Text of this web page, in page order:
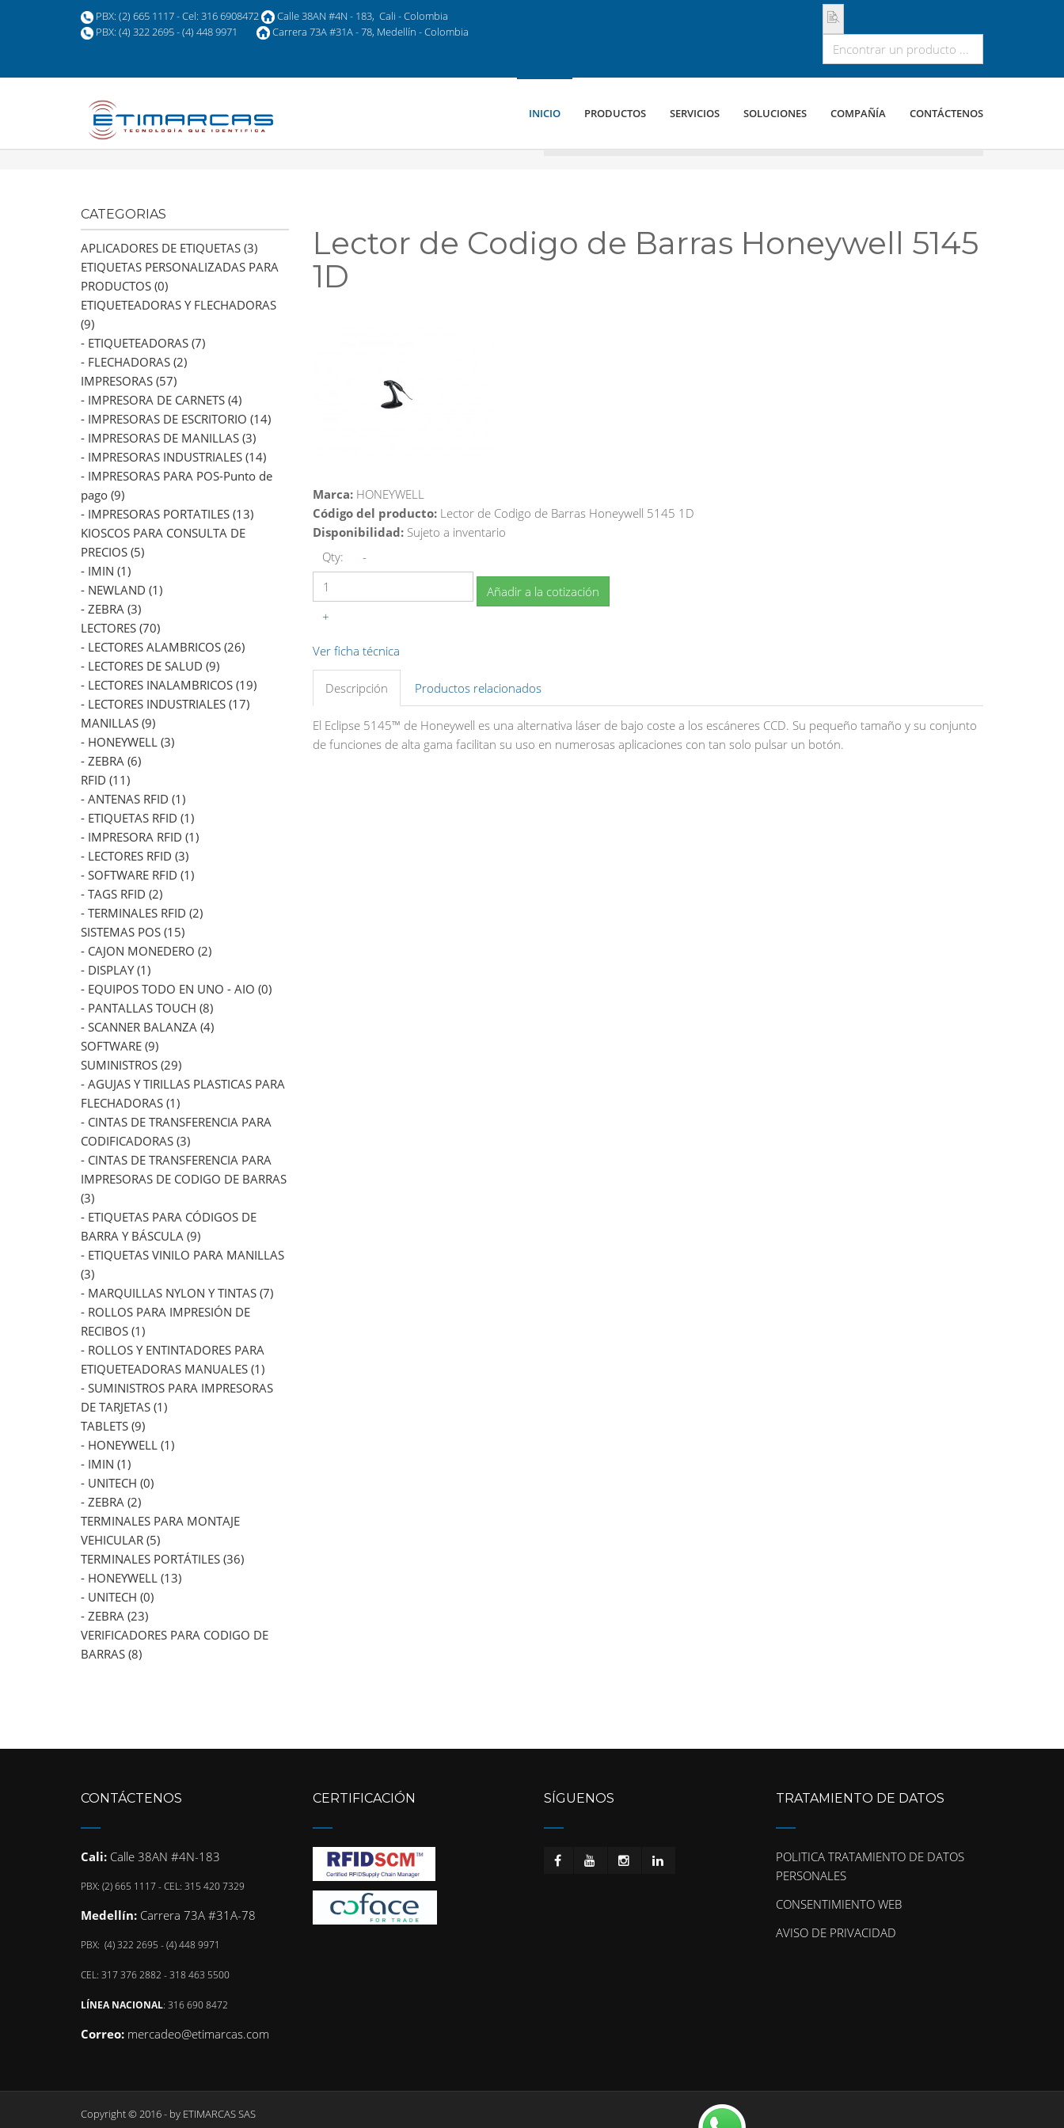
PBX: (2) 665 1117 - Cel: 316 6908472
Calle 38AN #4N - 183, Cali - Colombia
PBX: (4) 322 2695 - (4) 448 9971
Carrera 73A #31A - 78, Medellín - Colombia
INICIO PRODUCTOS SERVICIOS SOLUCIONES COMPAÑÍA CONTÁCTENOS
Lector de Codigo de Barras Honeywell 5145
1D
Marca: HONEYWELL
Código del producto: Lector de Codigo de Barras Honeywell 5145 1D
Disponibilidad: Sujeto a inventario
Qty:
-
+
Añadir a la cotización
Ver ficha técnica
Descripción Productos relacionados
El Eclipse 5145™ de Honeywell es una alternativa láser de bajo coste a los escáneres CCD. Su pequeño tamaño y su conjunto
de funciones de alta gama facilitan su uso en numerosas aplicaciones con tan solo pulsar un botón.
CATEGORIAS
APLICADORES DE ETIQUETAS (3)
ETIQUETAS PERSONALIZADAS PARA
PRODUCTOS (0)
ETIQUETEADORAS Y FLECHADORAS
(9)
- ETIQUETEADORAS (7)
- FLECHADORAS (2)
IMPRESORAS (57)
- IMPRESORA DE CARNETS (4)
- IMPRESORAS DE ESCRITORIO (14)
- IMPRESORAS DE MANILLAS (3)
- IMPRESORAS INDUSTRIALES (14)
- IMPRESORAS PARA POS-Punto de
pago (9)
- IMPRESORAS PORTATILES (13)
KIOSCOS PARA CONSULTA DE
PRECIOS (5)
- IMIN (1)
- NEWLAND (1)
- ZEBRA (3)
LECTORES (70)
- LECTORES ALAMBRICOS (26)
- LECTORES DE SALUD (9)
- LECTORES INALAMBRICOS (19)
- LECTORES INDUSTRIALES (17)
MANILLAS (9)
- HONEYWELL (3)
- ZEBRA (6)
RFID (11)
- ANTENAS RFID (1)
- ETIQUETAS RFID (1)
- IMPRESORA RFID (1)
- LECTORES RFID (3)
- SOFTWARE RFID (1)
- TAGS RFID (2)
- TERMINALES RFID (2)
SISTEMAS POS (15)
- CAJON MONEDERO (2)
- DISPLAY (1)
- EQUIPOS TODO EN UNO - AIO (0)
- PANTALLAS TOUCH (8)
- SCANNER BALANZA (4)
SOFTWARE (9)
SUMINISTROS (29)
- AGUJAS Y TIRILLAS PLASTICAS PARA
FLECHADORAS (1)
- CINTAS DE TRANSFERENCIA PARA
CODIFICADORAS (3)
- CINTAS DE TRANSFERENCIA PARA
IMPRESORAS DE CODIGO DE BARRAS
(3)
- ETIQUETAS PARA CÓDIGOS DE
BARRA Y BÁSCULA (9)
- ETIQUETAS VINILO PARA MANILLAS
(3)
- MARQUILLAS NYLON Y TINTAS (7)
- ROLLOS PARA IMPRESIÓN DE
RECIBOS (1)
- ROLLOS Y ENTINTADORES PARA
ETIQUETEADORAS MANUALES (1)
- SUMINISTROS PARA IMPRESORAS
DE TARJETAS (1)
TABLETS (9)
- HONEYWELL (1)
- IMIN (1)
- UNITECH (0)
- ZEBRA (2)
TERMINALES PARA MONTAJE
VEHICULAR (5)
TERMINALES PORTÁTILES (36)
- HONEYWELL (13)
- UNITECH (0)
- ZEBRA (23)
VERIFICADORES PARA CODIGO DE
BARRAS (8)
CONTÁCTENOS
Cali: Calle 38AN #4N-183
PBX: (2) 665 1117 - CEL: 315 420 7329
Medellín: Carrera 73A #31A-78
PBX: (4) 322 2695 - (4) 448 9971
CEL: 317 376 2882 - 318 463 5500
LÍNEA NACIONAL: 316 690 8472
Correo: mercadeo@etimarcas.com
CERTIFICACIÓN SÍGUENOS TRATAMIENTO DE DATOS
POLITICA TRATAMIENTO DE DATOS
PERSONALES
CONSENTIMIENTO WEB
AVISO DE PRIVACIDAD
Copyright © 2016 - by ETIMARCAS SAS